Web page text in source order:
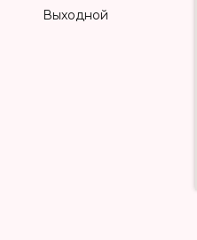
Выходной